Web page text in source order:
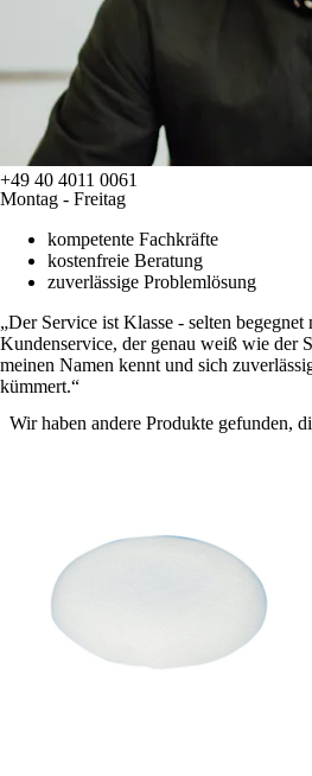
+49 40 4011 0061
Montag - Freitag
kompetente Fachkräfte
kostenfreie Beratung
zuverlässige Problemlösung
Der Service ist Klasse - selten begegnet
Kundenservice, der genau weiß wie der
meinen Namen kennt und sich
kümmert.
Wir haben andere Produkte gefunden,